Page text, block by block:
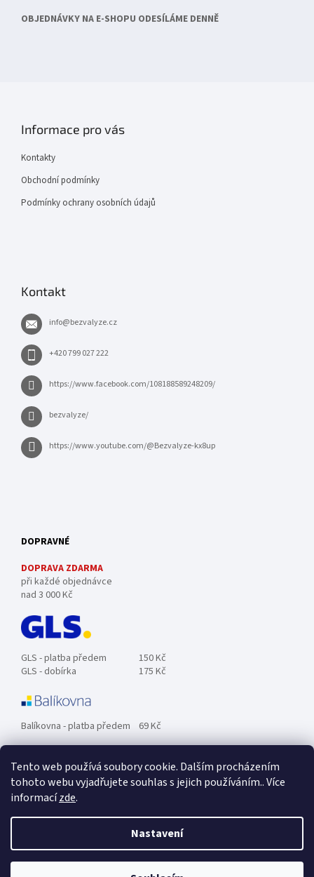
Tento web používá soubory cookie. Dalším procházením
tohoto webu vyjadřujete souhlas s jejich používáním.. Více
informacízde.
Nastavení
OBJEDNÁVKY NA E-SHOPU ODESÍLÁME DENNĚ
Informace pro vás
Kontakty
Obchodní podmínky
Podmínky ochrany osobních údajů
Kontakt
info@bezvalyze.cz
+420 799 027 222
https://www.facebook.com/108188589248209/
bezvalyze/
https://www.youtube.com/@Bezvalyze-kx8up
DOPRAVNÉ
DOPRAVA ZDARMA
při každé objednávce
nad 3 000 Kč
GLS - platba předem
150 Kč
GLS - dobírka
175 Kč
Balíkovna - platba předem 69 Kč
Zásilkovna - platba předem 89 Kč